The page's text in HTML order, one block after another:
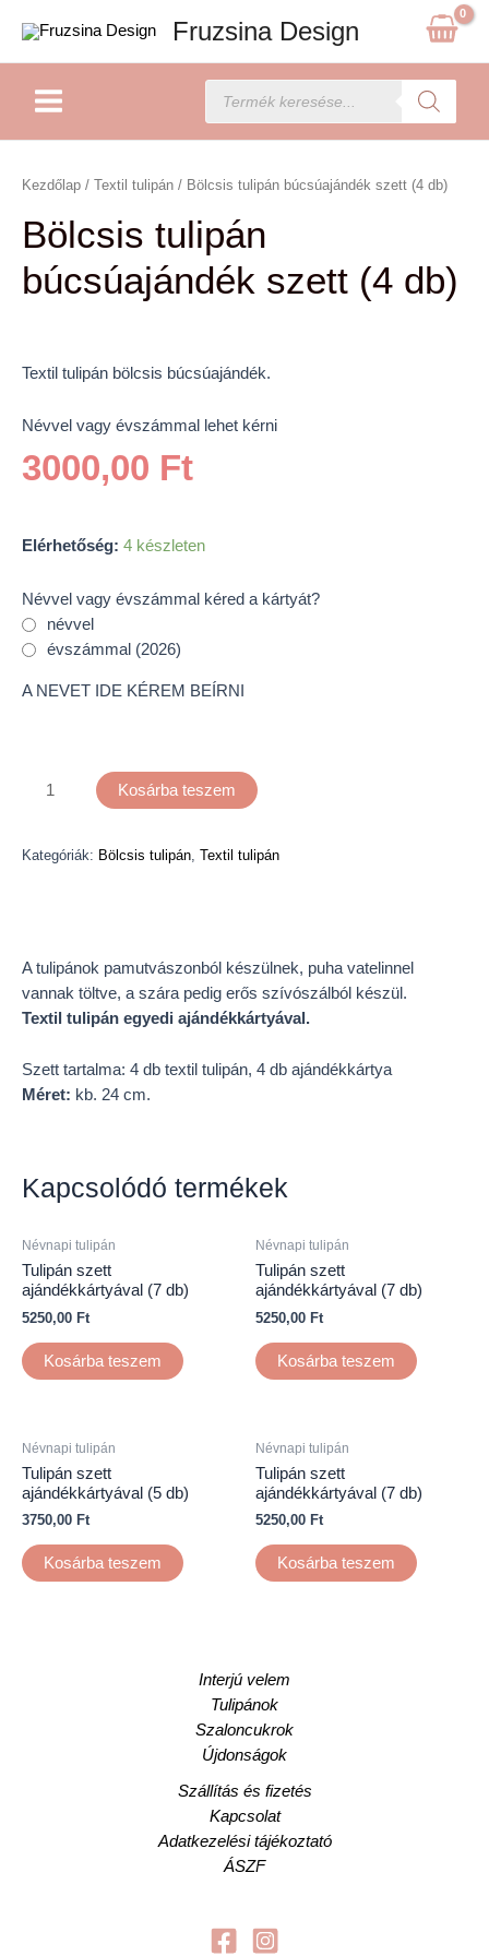
content
Fruzsina Design
Products
search
Kezdőlap / Textil tulipán / Bölcsis tulipán búcsúajándék szett (4 db)
Bölcsis tulipán
búcsúajándék szett (4 db)
Textil tulipán bölcsis búcsúajándék.
Névvel vagy évszámmal lehet kérni
3000,00 Ft
Elérhetőség: 4 készleten
Névvel vagy évszámmal kéred a kártyát?
névvel
évszámmal (2026)
A NEVET IDE KÉREM BEÍRNI
tulipán
szett
(4
db)
Kosárba teszem
Kategóriák: Bölcsis tulipán, Textil tulipán
A tulipánok pamutvászonból készülnek, puha vatelinnel
vannak töltve, a szára pedig erős szívószálból készül.
Textil tulipán egyedi ajándékkártyával.
Szett tartalma: 4 db textil tulipán, 4 db ajándékkártya
Méret: kb. 24 cm.
Kapcsolódó termékek
Névnapi tulipán
Tulipán szett
ajándékkártyával (7 db)
5250,00 Ft
Kosárba teszem
Névnapi tulipán
Tulipán szett
ajándékkártyával (7 db)
5250,00 Ft
Kosárba teszem
Névnapi tulipán
Tulipán szett
ajándékkártyával (5 db)
3750,00 Ft
Kosárba teszem
Névnapi tulipán
Tulipán szett
ajándékkártyával (7 db)
5250,00 Ft
Kosárba teszem
Interjú velem
Tulipánok
Szaloncukrok
Újdonságok
Szállítás és fizetés
Kapcsolat
Adatkezelési tájékoztató
ÁSZF